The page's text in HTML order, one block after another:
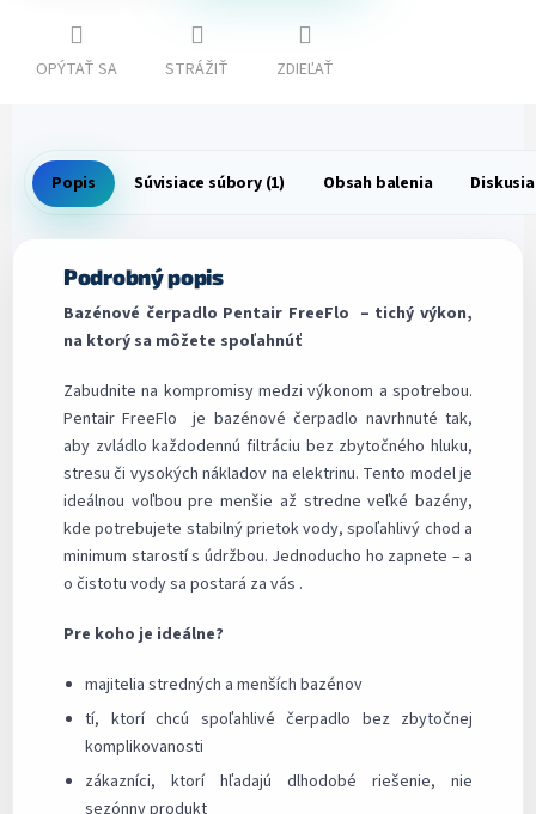
OPÝTAŤ SA STRÁŽIŤ ZDIEĽAŤ
Popis Súvisiace súbory (1) Obsah balenia Diskusia
Podrobný popis
Bazénové čerpadlo Pentair FreeFlo – tichý výkon,
na ktorý sa môžete spoľahnúť
Zabudnite na kompromisy medzi výkonom a spotrebou.
Pentair FreeFlo je bazénové čerpadlo navrhnuté tak,
aby zvládlo každodennú filtráciu bez zbytočného hluku,
stresu či vysokých nákladov na elektrinu. Tento model je
ideálnou voľbou pre menšie až stredne veľké bazény,
kde potrebujete stabilný prietok vody, spoľahlivý chod a
minimum starostí s údržbou. Jednoducho ho zapnete – a
o čistotu vody sa postará za vás .
Pre koho je ideálne?
majitelia stredných a menších bazénov
tí, ktorí chcú spoľahlivé čerpadlo bez zbytočnej
komplikovanosti
zákazníci, ktorí hľadajú dlhodobé riešenie, nie